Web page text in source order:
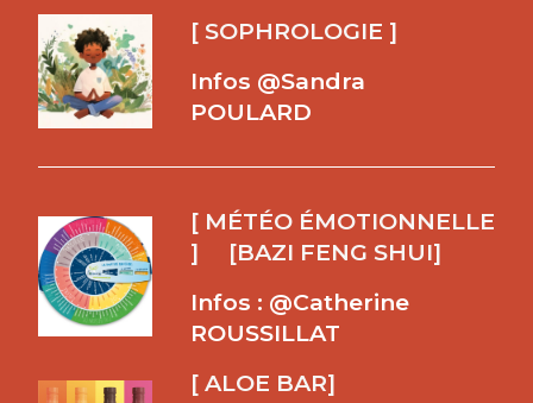
[ SOPHROLOGIE ]
Infos @Sandra
POULARD
[ MÉTÉO ÉMOTIONNELLE
] [BAZI FENG SHUI]
Infos : @Catherine
ROUSSILLAT
[ ALOE BAR]